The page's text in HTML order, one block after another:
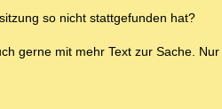
so nicht stattgefunden hat?
gerne mit mehr Text zur Sache.